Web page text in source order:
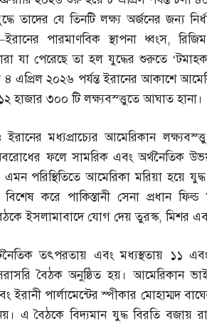
তাদের যে তিনটি লক্ষ্য অর্জনের জন্য
ইরানের পারমাণবিক স্থাপনা ধ্বংস,
যা পেরেছে তা হল যুদ্ধের শুরুতে
৪ এপ্রিল ২০২৬ পর্যন্ত ইরানের আকাশে
হাজার ৩০০ টি লক্ষ্যবস্ত্তুতে আঘাত হানা।
মধ্যপ্রাচ্যের আমেরিকান
ফলে সামরিক এবং অর্থনৈতিক
পরিস্থিতিতে আমেরিকা মরিয়া হয়ে
করে পাকিস্তানী সেনা প্রধান
ইসলামাবাদে যোগ দেয় তুরস্ক,মিশর
তৎপরতায় এবং মধ্যস্থতায় ১১
বৈঠক অনুষ্ঠিত হয়। আমেরিকান
ইরানী পার্লামেন্টের স্পীকার মোহাম্মদ
এ বৈঠকে বিদ্যমান যুদ্ধ বিরতি বজায়